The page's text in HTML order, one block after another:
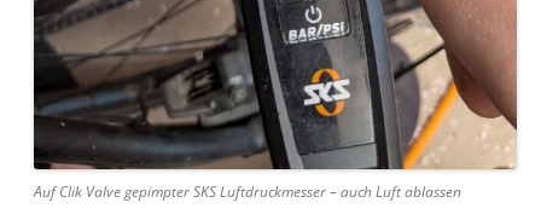
Auf Clik Valve gepimpter SKS Luftdruckmesser – auch Luft ablassen